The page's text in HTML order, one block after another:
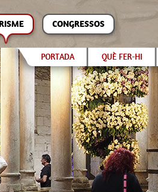
CONGRESSOS
PORTADA QUÈ FER-HI